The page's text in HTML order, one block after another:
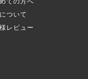
ついて
レビュー